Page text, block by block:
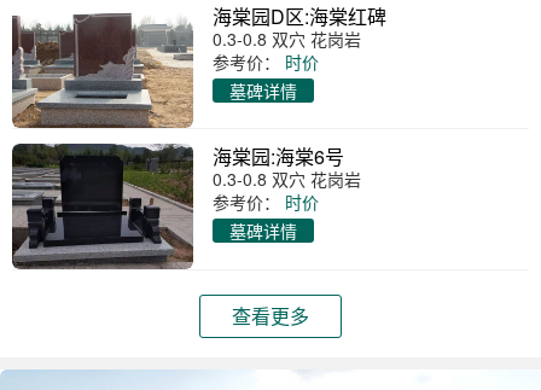
海棠园D区:海棠红碑
0.3-0.8 双穴 花岗岩
参考价：
时价
墓碑详情
海棠园:海棠6号
0.3-0.8 双穴 花岗岩
参考价：
时价
墓碑详情
查看更多